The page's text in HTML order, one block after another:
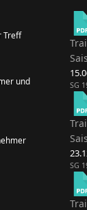
Treff
und
SG
SG